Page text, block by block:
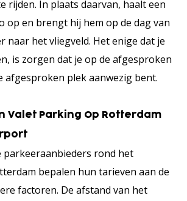
rijden. In plaats daarvan, haalt een
op en brengt hij hem op de dag van
naar het vliegveld. Het enige dat je
is zorgen dat je op de afgesproken
afgesproken plek aanwezig bent.
Valet Parking Op Rotterdam
parkeeraanbieders rond het
bepalen hun tarieven aan de
factoren. De afstand van het